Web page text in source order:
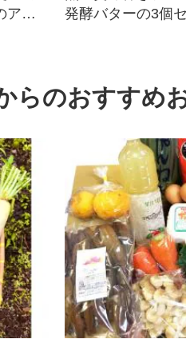
アカ
発酵バターの3個
らのおすすめ